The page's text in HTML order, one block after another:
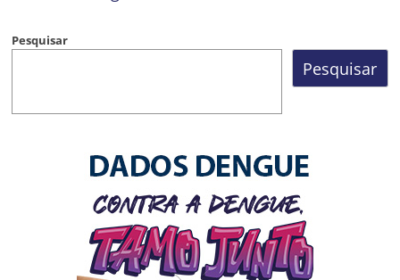
Pesquisar
Pesquisar